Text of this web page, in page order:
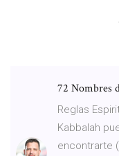
72 Nombres
Reglas
Kabbalah
encontrarte